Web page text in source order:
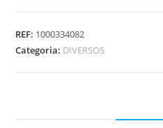
REF: 1000334082
Categoria: DIVERSOS